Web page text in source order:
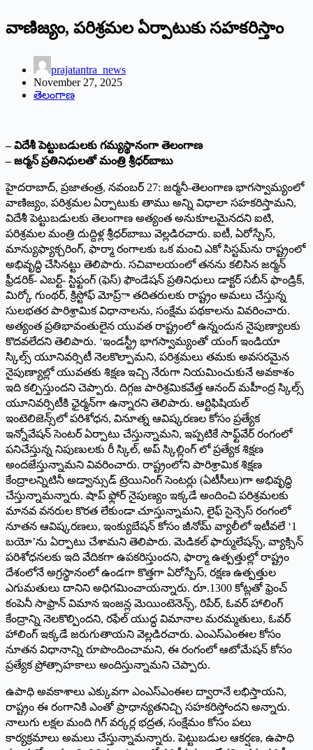
వాణిజ్యం, పరిశ్రమల ఏర్పాటుకు సహకరిస్తాం
prajatantra_news
November 27, 2025
తెలంగాణ
– విదేశీ పెట్టుబడులకు గమ్యస్థానంగా తెలంగాణ
– జర్మన్‌ ప్రతినిధులతో మంత్రి శ్రీధర్‌బాబు
హైదరాబాద్‌, ప్రజాతంత్ర, నవంబర్‌ 27: జర్మనీ-తెలంగాణ భాగస్వామ్యంలో
వాణిజ్యం, పరిశ్రమల ఏర్పాటుకు తాము అన్ని విధాలా సహకరిస్తామని,
విదేశీ పెట్టుబడులకు తెలంగాణ అత్యంత అనుకూలమైనదని ఐటి,
పరిశ్రమల మంత్రి దుద్దిళ్ల శ్రీధర్‌బాబు వెల్లడిరచారు. ఐటీ, ఏరోస్పేస్‌,
మాన్యుఫ్యాక్చరింగ్‌, ఫార్మా రంగాలకు ఒక మంచి ఎకో సిస్టమ్‌ను రాష్ట్రంలో
అభివృద్ధి చేసినట్టు తెలిపారు. సచివాలయంలో తనను కలిసిన జర్మన్‌
ఫ్రీడరిక్‌- ఎబర్ట్‌- స్టిఫ్టంగ్‌ (ఫెస్‌) ఫౌండేషన్‌ ప్రతినిధులు డాక్టర్‌ సబీన్‌ ఫాండ్రిక్‌,
మిర్కో గుంథర్‌, క్రిస్టోఫ్‌ మోప్ర్‌ా తదితరులకు రాష్ట్రం అమలు చేస్తున్న
సులభతర పారిశ్రామిక విధానాలను, సంక్షేమ పథకాలను వివరించారు.
అత్యంత ప్రతిభావంతులైన యువత రాష్ట్రంలో ఉన్నందున నైపుణ్యాలకు
కొదవలేదని తెలిపారు. ‘ఇండస్ట్రీ భాగస్వామ్యంతో యంగ్‌ ఇండియా
స్కిల్స్‌ యూనివర్సిటీ నెలకొల్పామని, పరిశ్రమలు తమకు అవసరమైన
నైపుణ్యాల్లో యువతకు శిక్షణ ఇచ్చి నేరుగా నియమించుకునే అవకాశం
ఇది కల్పిస్తుందని చెప్పారు. దిగ్గజ పారిశ్రమికవేత్త ఆనంద్‌ మహీంద్ర స్కిల్స్‌
యూనివర్సిటీకి ఛైర్మన్‌గా ఉన్నారని తెలిపారు. ఆర్టిఫిషియల్‌
ఇంటెలిజెన్స్‌లో పరిశోధన, వినూత్న ఆవిష్కరణల కోసం ప్రత్యేక
ఇన్నోవేషన్‌ సెంటర్‌ ఏర్పాటు చేస్తున్నామని, ఇప్పటికే సాఫ్ట్‌వేర్‌ రంగంలో
పనిచేస్తున్న నిపుణులకు రీ స్కిల్‌, అప్‌ స్కిల్లింగ్‌ లో ప్రత్యేక శిక్షణ
అందజేస్తున్నామని వివరించారు. రాష్ట్రంలోని పారిశ్రామిక శిక్షణ
కేంద్రాలన్నిటినీ అడ్వాన్సుడ్‌ ట్రెయినింగ్‌ సెంటర్లు (ఏటీసీలు)గా అభివృద్ధి
చేస్తున్నామన్నారు. షాప్‌ ఫ్లోర్‌ నైపుణ్యం ఇక్కడే అందించి పరిశ్రమలకు
మానవ వనరుల కొరత లేకుండా చూస్తున్నామని, లైఫ్‌ సైన్సెస్‌ రంగంలో
నూతన ఆవిష్కరణలు, ఇంక్యుబేషన్‌ కోసం జీనోమ్‌ వ్యాలీలో ఇటీవలే ‘1
బయో’ను ఏర్పాటు చేశామని తెలిపారు. మెడికల్‌ ఫార్ములేషన్స్‌, వ్యాక్సిన్‌
పరిశోధనలకు ఇది వేదికగా ఉపకరిస్తుందని, ఫార్మా ఉత్పత్తుల్లో రాష్ట్రం
దేశంలోనే అగ్రస్థానంలో ఉండగా కొత్తగా ఏరోస్పేస్‌, రక్షణ ఉత్పత్తుల
ఎగుమతులు దానిని అధిగమించాయన్నారు. రూ.1300 కోట్లతో ఫ్రెంచ్‌
కంపెనీ సాఫ్రాన్‌ విమాన ఇంజన్ల మెయింటెనెన్స్‌, రిపేర్‌, ఓవర్‌ హాలింగ్‌
కేంద్రాన్ని నెలకొల్పిందని, రఫేల్‌ యుద్ధ విమానాల మరమ్మతులు, ఓవర్‌
హాలింగ్‌ ఇక్కడే జరుగుతాయని వెల్లడిరచారు. ఎంఎస్‌ఎంఈల కోసం
నూతన విధానాన్ని రూపొందించామని, ఈ రంగంలో ఆటోమేషన్‌ కోసం
ప్రత్యేక ప్రోత్సాహకాలు అందిస్తున్నామని చెప్పారు.
ఉపాధి అవకాశాలు ఎక్కువగా ఎంఎస్‌ఎంఈల ద్వారానే లభిస్తాయని,
రాష్ట్రం ఈ రంగానికి ఎంతో ప్రాధాన్యతనిచ్చి సహకరిస్తోందని అన్నారు.
నాలుగు లక్షల మంది గిగ్‌ వర్కర్ల భద్రత, సంక్షేమం కోసం పలు
కార్యక్రమాలు అమలు చేస్తున్నామన్నారు. పెట్టుబడుల ఆకర్షణ, ఉపాధి